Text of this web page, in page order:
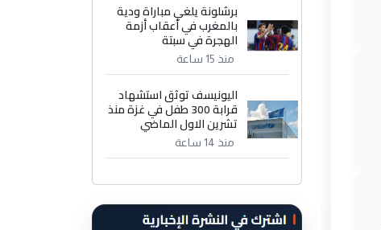
برشلونة يلغي مباراة ودية
بالمغرب في أعقاب أزمة
الهجرة في سبتة
منذ 15 ساعة
اليونيسف توثق استشهاد
قرابة 300 طفل في غزة منذ
تشرين الاول الماضي
منذ 14 ساعة